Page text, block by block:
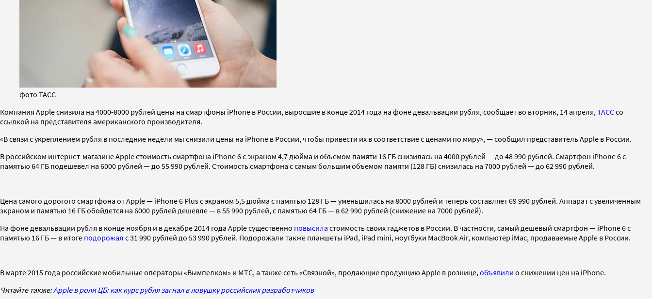
фото ТАСС
Компания Apple снизила на 4000-8000 рублей цены на смартфоны iPhone в России, выросшие в конце 2014 года на фоне девальвации рубля, сообщает во вторник, 14 апреля, ТАССсо
ссылкой на представителя американского производителя.
«В связи с укреплением рубля в последние недели мы снизили цены на iPhone в России, чтобы привести их в соответствие с ценами по миру», — сообщил представитель Apple в России.
В российском интернет-магазине Apple стоимость смартфона iPhone 6 с экраном 4,7 дюйма и объемом памяти 16 ГБ снизилась на 4000 рублей — до 48 990 рублей. Смартфон iPhone 6 с
памятью 64 ГБ подешевел на 6000 рублей — до 55 990 рублей. Стоимость смартфона с самым большим объемом памяти (128 ГБ) снизилась на 7000 рублей — до 62 990 рублей.
Цена самого дорогого смартфона от Apple — iPhone 6 Plus с экраном 5,5 дюйма с памятью 128 ГБ — уменьшилась на 8000 рублей и теперь составляет 69 990 рублей. Аппарат с увеличенным
экраном и памятью 16 ГБ обойдется на 6000 рублей дешевле — в 55 990 рублей, с памятью 64 ГБ — в 62 990 рублей (снижение на 7000 рублей).
На фоне девальвации рубля в конце ноября и в декабре 2014 года Apple существенно повысила стоимость своих гаджетов в России. В частности, самый дешевый смартфон — iPhone 6 с
памятью 16 ГБ — в итоге подорожал с 31 990 рублей до 53 990 рублей. Подорожали также планшеты iPad, iPad mini, ноутбуки MacBook Air, компьютер iMac, продаваемые Apple в России.
В марте 2015 года российские мобильные операторы «Вымпелком» и МТС, а также сеть «Связной», продающие продукцию Apple в рознице, объявили о снижении цен на iPhone.
Читайте также:Apple в роли ЦБ: как курс рубля загнал в ловушку российских разработчиков